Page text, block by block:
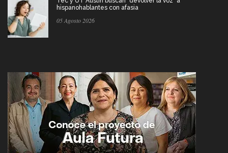
hispanohablantes con afasia
05 Agosto 2026